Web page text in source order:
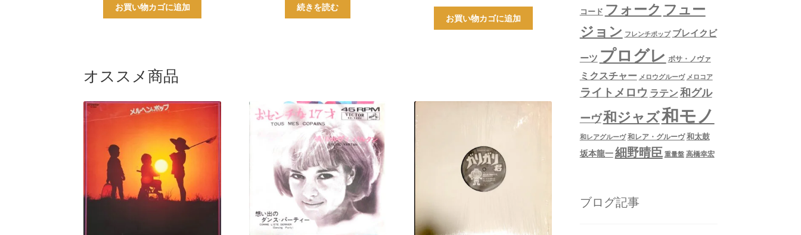
お買い物カゴに追加 続きを読む
お買い物カゴに追加
オススメ商品
コード フォーク フュー
ジョン フレンチポップ ブレイクビ
ーツ プログレ ボサ・ノヴァ
ミクスチャー メロウグルーヴ メロコア
ライトメロウ ラテン 和グル
ーヴ和ジャズ和モノ
和レアグルーヴ 和レア・グルーヴ 和太鼓
坂本龍一細野晴臣 重量盤 高橋幸宏
ブログ記事